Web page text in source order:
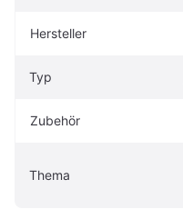
Hersteller
Typ
Zubehör
Thema